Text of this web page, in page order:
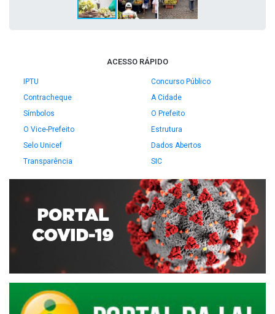
ACESSO RÁPIDO
IPTU
Concurso Público
Contracheque
A Cidade
Símbolos
O Prefeito
O Vice-Prefeito
Estrutura
Selo Unicef
Dados Abertos
Transparência
SIC